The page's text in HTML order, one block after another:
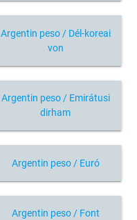
Argentin peso / Dél-koreai
von
Argentin peso / Emirátusi
dirham
Argentin peso / Euró
Argentin peso / Font